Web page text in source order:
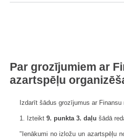
Par grozījumiem ar
azartspēļu
Izdarīt šādus grozījumus ar
1. Izteikt 9. punkta 3. daļu šādā
"Ienākumi no izložu un azartspēļu